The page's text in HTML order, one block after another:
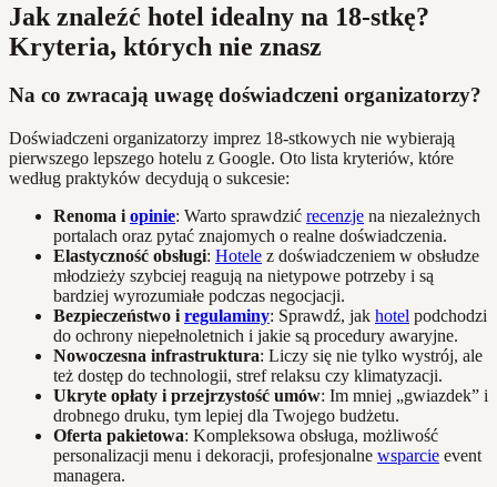
Jak znaleźć hotel idealny na 18-stkę?
Kryteria, których nie znasz
Na co zwracają uwagę doświadczeni organizatorzy?
Doświadczeni organizatorzy imprez 18-stkowych nie wybierają
pierwszego lepszego hotelu z Google. Oto lista kryteriów, które
według praktyków decydują o sukcesie:
Renoma i opinie: Warto sprawdzić recenzje na niezależnych
portalach oraz pytać znajomych o realne doświadczenia.
Elastyczność obsługi: Hotele z doświadczeniem w obsłudze
młodzieży szybciej reagują na nietypowe potrzeby i są
bardziej wyrozumiałe podczas negocjacji.
Bezpieczeństwo i regulaminy: Sprawdź, jak hotel podchodzi
do ochrony niepełnoletnich i jakie są procedury awaryjne.
Nowoczesna infrastruktura: Liczy się nie tylko wystrój, ale
też dostęp do technologii, stref relaksu czy klimatyzacji.
Ukryte opłaty i przejrzystość umów: Im mniej „gwiazdek” i
drobnego druku, tym lepiej dla Twojego budżetu.
Oferta pakietowa: Kompleksowa obsługa, możliwość
personalizacji menu i dekoracji, profesjonalne wsparcie event
managera.